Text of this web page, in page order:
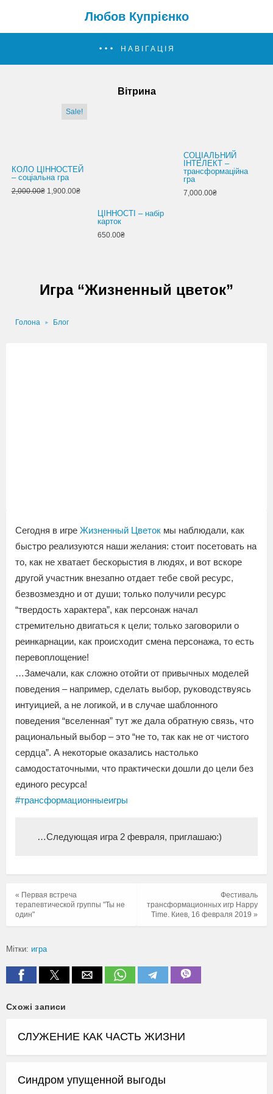
Любов Купрієнко
НАВІГАЦІЯ
Вітрина
Sale!
КОЛО ЦІННОСТЕЙ
– соціальна гра
2,000.00₴1,900.00₴
ЦІННОСТІ – набір
карток
650.00₴
СОЦІАЛЬНИЙ
ІНТЕЛЕКТ –
трансформаційна
гра
7,000.00₴
Игра “Жизненный цветок”
Голона Блог
Сегодня в игре Жизненный Цветок мы наблюдали, как
быстро реализуются наши желания: стоит посетовать на
то, как не хватает бескорыстия в людях, и вот вскоре
другой участник внезапно отдает тебе свой ресурс,
безвозмездно и от души; только получили ресурс
“твердость характера”, как персонаж начал
стремительно двигаться к цели; только заговорили о
реинкарнации, как происходит смена персонажа, то есть
перевоплощение!
…Замечали, как сложно отойти от привычных моделей
поведения – например, сделать выбор, руководствуясь
интуицией, а не логикой, и в случае шаблонного
поведения “вселенная” тут же дала обратную связь, что
рациональный выбор – это “не то, так как не от чистого
сердца”. А некоторые оказались настолько
самодостаточными, что практически дошли до цели без
единого ресурса!
#трансформационныеигры
…Следующая игра 2 февраля, приглашаю:)
Фестиваль
трансформационных игр Happy
Time. Киев, 16 февраля 2019 »
« Первая встреча
терапевтической группы "Ты не
один"
Мітки: игра
Схожі записи
СЛУЖЕНИЕ КАК ЧАСТЬ ЖИЗНИ
Синдром упущенной выгоды